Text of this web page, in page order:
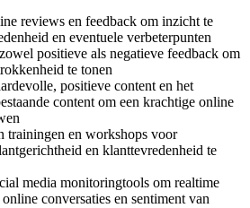
reviews en feedback om inzicht te
en eventuele verbeterpunten
positieve als negatieve feedback om
te tonen
positieve content en het
content om een krachtige online
trainingen en workshops voor
en klanttevredenheid te
media monitoringtools om realtime
conversaties en sentiment van